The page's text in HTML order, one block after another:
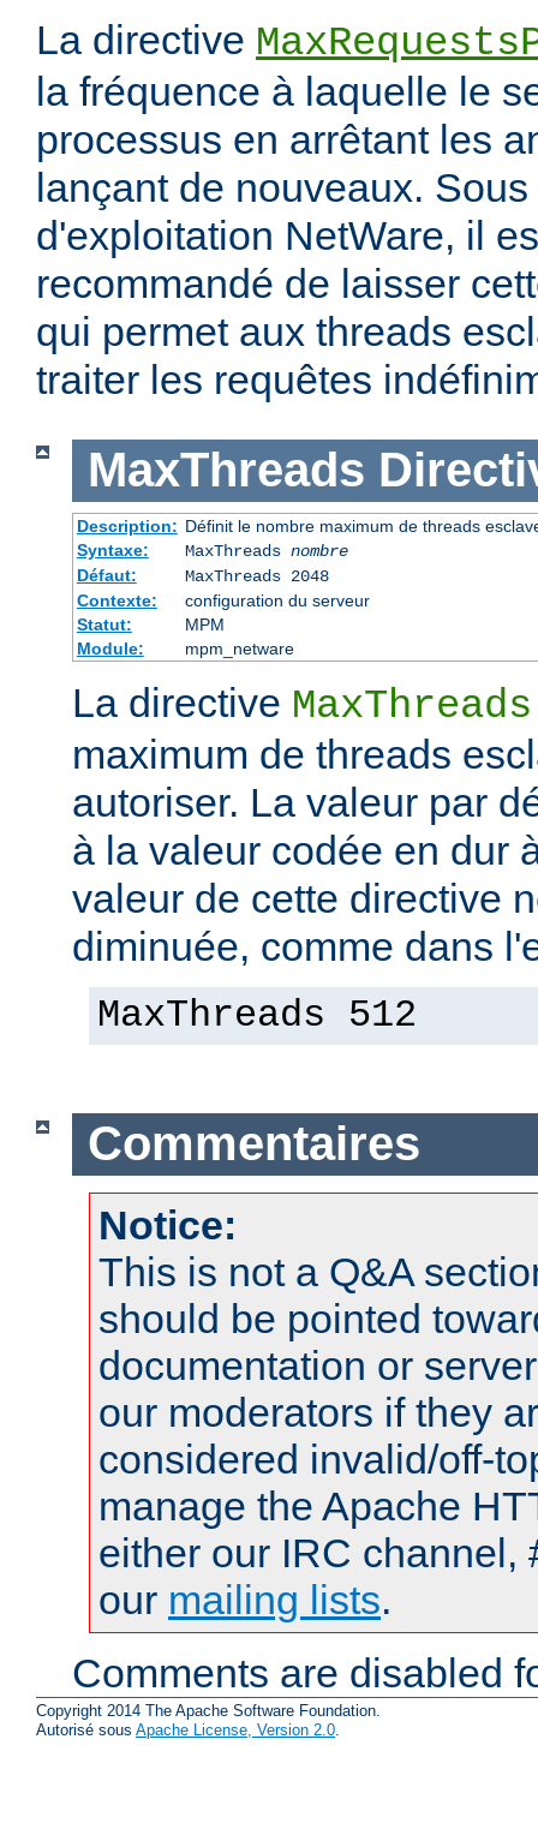
La directive
la fréquence à laquelle le
processus en arrêtant les
lançant de nouveaux.
d'exploitation NetWare, il
recommandé de laisser
qui permet aux threads
traiter les requêtes
MaxThreads
Description: Définit le nombre maximum de threads
Syntaxe:
MaxThreads nombre
Défaut:
MaxThreads 2048
Contexte:
configuration du serveur
Statut:
MPM
Module:
mpm_netware
La directive MaxThreads
maximum de threads
autoriser. La valeur par
à la valeur codée en dur
valeur de cette directive
diminuée, comme dans
MaxThreads 512
Commentaires
Notice:
This is not a Q&A
should be pointed
documentation or
our moderators if they
considered invalid/off-
manage the Apache
either our IRC channel,
our mailing lists.
Comments are disabled
Copyright 2014 The Apache Software Foundation.
Autorisé sous Apache License, Version 2.0